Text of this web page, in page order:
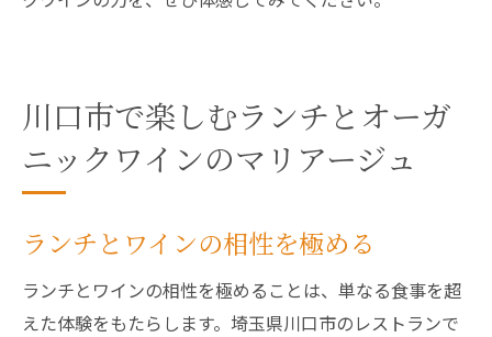
川口市で楽しむランチとオーガ
ニックワインのマリアージュ
ランチとワインの相性を極める
ランチとワインの相性を極めることは、単なる食事を超
えた体験をもたらします。埼玉県川口市のレストランで